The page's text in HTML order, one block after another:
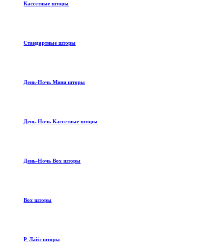
Кассетные шторы
Стандартные шторы
День-Ночь Мини шторы
День-Ночь Кассетные шторы
День-Ночь Box шторы
Box шторы
Р-Лайт шторы